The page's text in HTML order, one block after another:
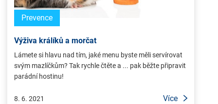
Prevence
Výživa králíků a morčat
Lámete si hlavu nad tím, jaké menu byste měli servírovat
svým mazlíčkům? Tak rychle čtěte a ... pak běžte připravit
parádní hostinu!
8. 6. 2021 Více